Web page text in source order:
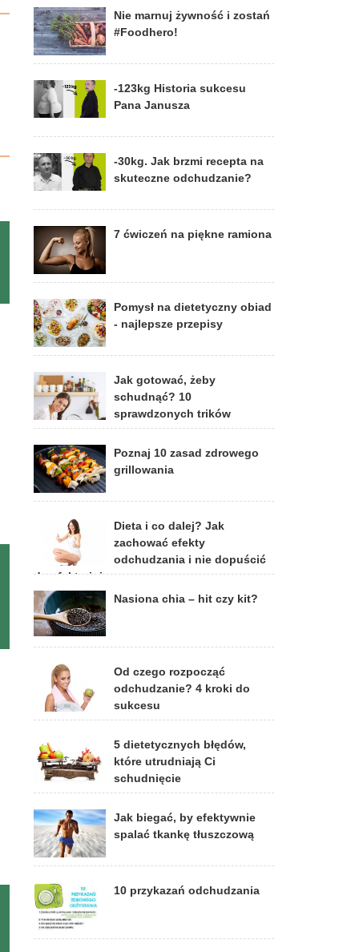
Nie marnuj żywność i zostań
#Foodhero!
-123kg Historia sukcesu
Pana Janusza
-30kg. Jak brzmi recepta na
skuteczne odchudzanie?
7 ćwiczeń na piękne ramiona
Pomysł na dietetyczny obiad
- najlepsze przepisy
Jak gotować, żeby
schudnąć? 10
sprawdzonych trików
Poznaj 10 zasad zdrowego
grillowania
Dieta i co dalej? Jak
zachować efekty
odchudzania i nie dopuścić
do efektu jojo
Nasiona chia – hit czy kit?
Od czego rozpocząć
odchudzanie? 4 kroki do
sukcesu
5 dietetycznych błędów,
które utrudniają Ci
schudnięcie
Jak biegać, by efektywnie
spalać tkankę tłuszczową
10 przykazań odchudzania